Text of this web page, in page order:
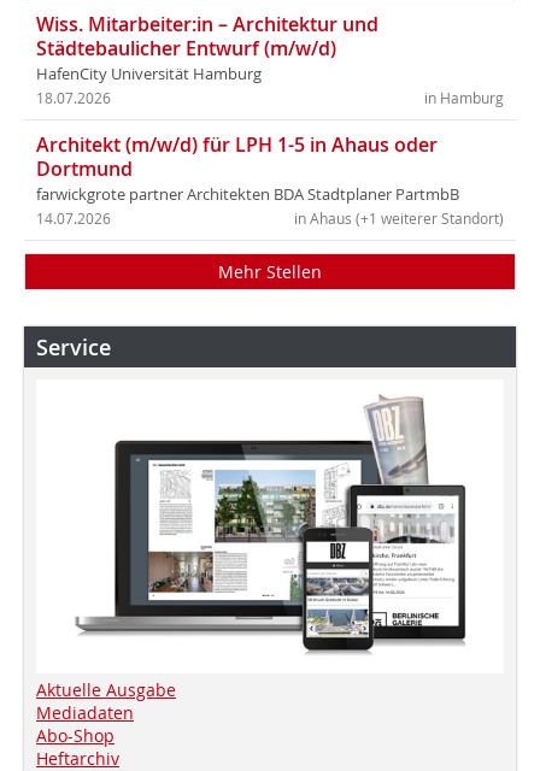
Wiss. Mitarbeiter:in – Architektur und
Städtebaulicher Entwurf (m/w/d)
HafenCity Universität Hamburg
in Hamburg
18.07.2026
Architekt (m/w/d) für LPH 1-5 in Ahaus oder
Dortmund
farwickgrote partner Architekten BDA Stadtplaner PartmbB
in Ahaus (+1 weiterer Standort)
14.07.2026
Mehr Stellen
Service
Aktuelle Ausgabe
Mediadaten
Abo-Shop
Heftarchiv